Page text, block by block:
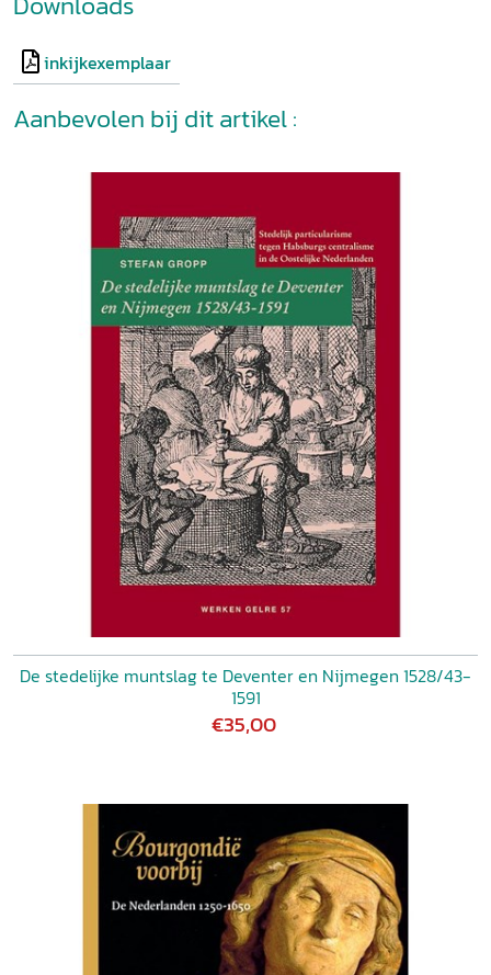
inkijkexemplaar
Aanbevolen bij dit artikel :
De stedelijke muntslag te Deventer en Nijmegen 1528/43-
1591
€35,00